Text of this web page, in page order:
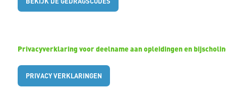
Privacyverklaring voor deelname aan opleidingen en
PRIVACY VERKLARINGEN